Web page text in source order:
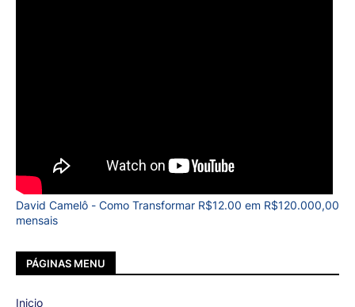
David Camelô - Como Transformar R$12.00 em R$120.000,00
mensais
PÁGINAS MENU
Inicio